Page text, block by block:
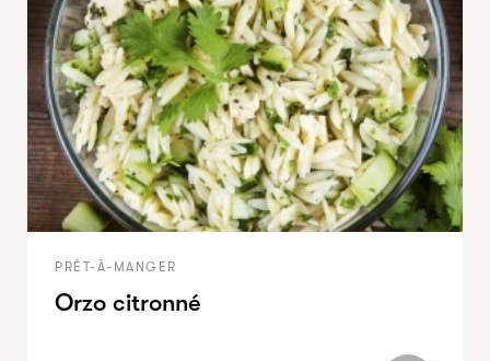
PRÊT-À-MANGER
Orzo citronné